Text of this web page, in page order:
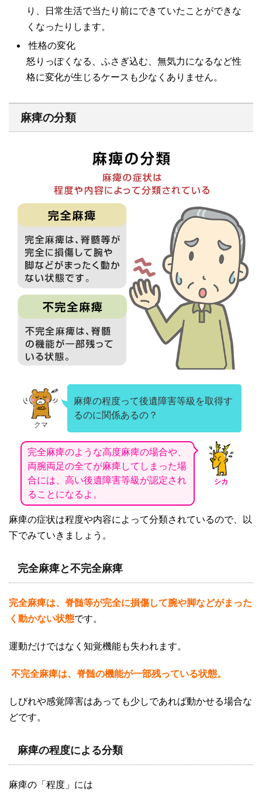
り、日常生活で当たり前にできていたことができな
くなったりします。
性格の変化
怒りっぽくなる、ふさぎ込む、無気力になるなど性
格に変化が生じるケースも少なくありません。
麻痺の分類
クマ
麻痺の程度って後遺障害等級を取得す
るのに関係あるの？
シカ
完全麻痺のような高度麻痺の場合や、
両腕両足の全てが麻痺してしまった場
合には、高い後遺障害等級が認定され
ることになるよ。
麻痺の症状は程度や内容によって分類されているので、以
下でみていきましょう。
完全麻痺と不完全麻痺
完全麻痺は、脊髄等が完全に損傷して腕や脚などがまった
く動かない状態です。
運動だけではなく 知覚機能も失われます。
不完全麻痺は、脊髄の機能が一部残っている状態。
しびれや感覚障害はあっても少しであれば動かせる場合な
どです。
麻痺の程度による分類
麻痺の「程度」には